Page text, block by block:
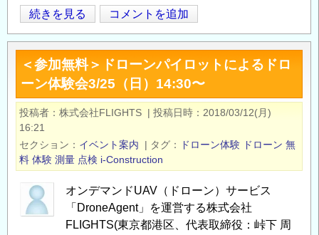
ッ
チ
イ
ベ
ン
ト
in
な
が
さ
き
の
砂
防
堰
堤
の
点
検
に
お
け
る
続きを見る コメントを追加
＜参加無料＞ドローンパイロットによるドロ
ーン体験会3/25（日）14:30〜
投稿者 株式会社FLIGHTS | 投稿日時
2018/03/12(月)
16:21
セクション
イベント案内 | タグ ドローン体験 ドローン 無
料 体験 測量 点検 i-Construction
オンデマンドUAV（ドローン）サービス
「DroneAgent」を運営する株式会社
FLIGHTS(東京都港区、代表取締役：峠下 周